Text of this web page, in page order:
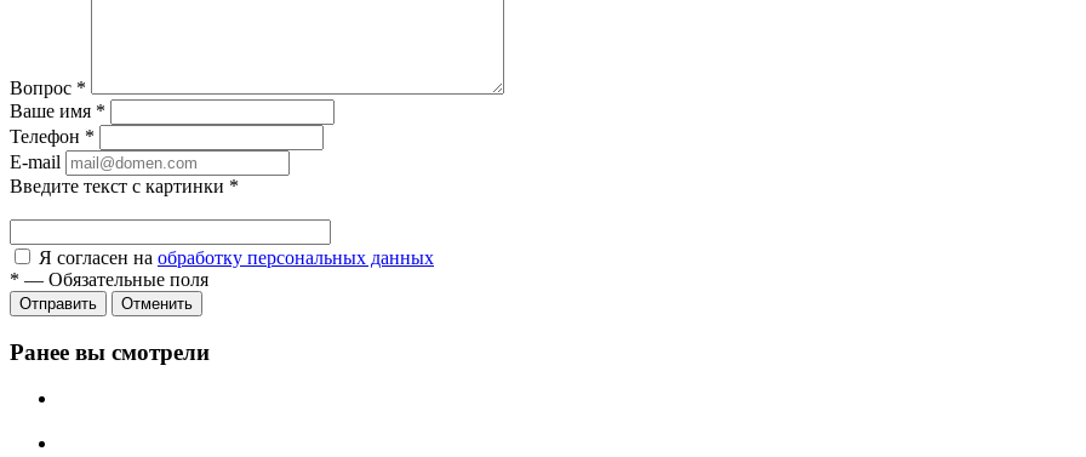
Вопрос *
Ваше имя *
Телефон *
E-mail
Введите текст с картинки *
Я согласен на обработку персональных данных
* — Обязательные поля
Отправить Отменить
Ранее вы смотрели